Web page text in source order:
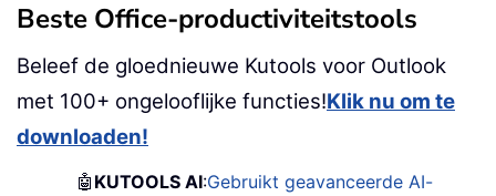
Beste Office-productiviteitstools
Beleef de gloednieuwe Kutools voor Outlook
met 100+ ongelooflijke functies!Klik nu om te
downloaden!
🤖 KUTOOLS AI:Gebruikt geavanceerde AI-